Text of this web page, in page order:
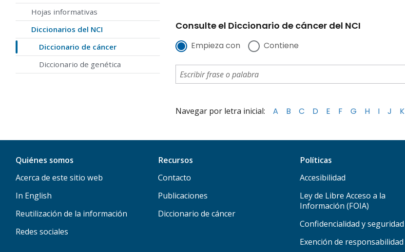
Hojas informativas
Diccionarios del NCI
Diccionario de cáncer
Diccionario de genética
Consulte el Diccionario de cáncer del NCI
Empieza con Contiene
Navegar por letra inicial: A B C D E F G H I J K
Quiénes somos
Acerca de este sitio web
In English
Reutilización de la información
Redes sociales
Recursos
Contacto
Publicaciones
Diccionario de cáncer
Políticas
Accesibilidad
Ley de Libre Acceso a la
Información (FOIA)
Confidencialidad y seguridad
Exención de responsabilidad